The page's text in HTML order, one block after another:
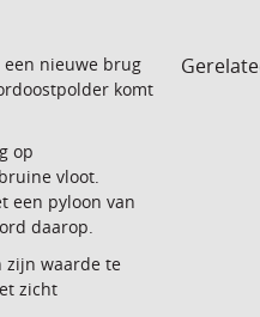
een nieuwe brug
komt
op
vloot.
een pyloon van
daarop.
zijn waarde te
zicht